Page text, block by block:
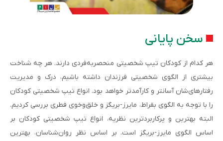
سخن پایانی
هر کدام از کودکان تیپ شخصیتی منحصربه‌­فردی دارند. هر چه شناخت
بیشتری از الگوی شخصیتی فرزندان داشته باشیم، درک و مدیریت
رفتارهای­‌شان آسان­تر و کارآمدتر خواهد بود. انواع تیپ شخصیتی کودکان
را با توجه به الگوی بقراط، مایرز-بریگز و خلق­‌وخوی فطری بررسی کردیم.
البته بهترین و پرکاربردترین نظریه، انواع تیپ شخصیتی کودکان بر
اساس الگوی مایرز-بریگز است. بر اساس نظر روان‌­شناسان، بهترین